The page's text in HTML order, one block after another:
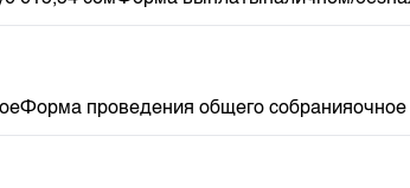
проведения общего